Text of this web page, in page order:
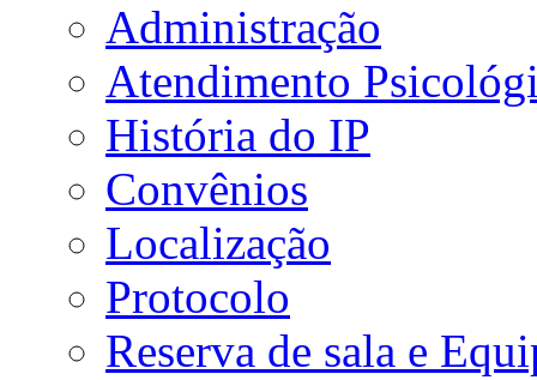
Administração
Atendimento
História do IP
Convênios
Localização
Protocolo
Reserva de sala e